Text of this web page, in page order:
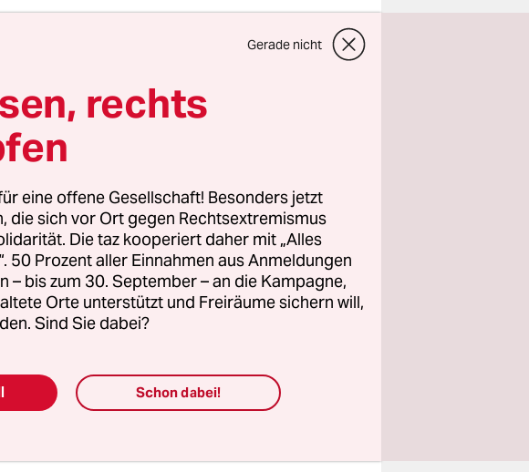
mit der radikal-
Freilassung der
des Krieges im
den Rahmen für die
verstorbenen –
Account des
am frühen
Vermittler eine
Geiseln im Austausch
verwies die
Gerade nicht
rechts
eine offene Gesellschaft! Besonders jetzt
die sich vor Ort gegen Rechtsextremismus
Die taz kooperiert daher mit „Alles
50 Prozent aller Einnahmen aus Anmeldungen
– bis zum 30. September – an die Kampagne,
Orte unterstützt und Freiräume sichern will,
Sind Sie dabei?
Schon dabei!